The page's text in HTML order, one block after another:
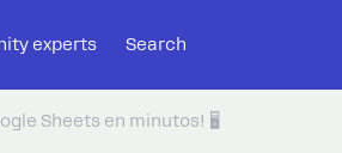
experts Search
Sheets en minutos! 🖥️